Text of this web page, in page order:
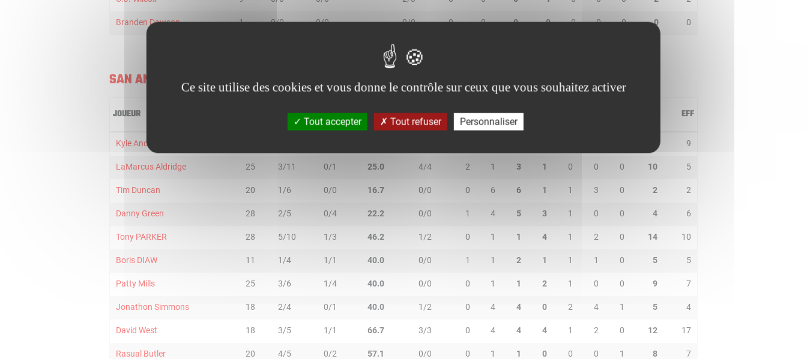
Branden Dawson 1 0/0 0/0 - 0/0 0 0 0 0 0 0 0 0 0
SAN ANTONIO SPURS
JOUEUR 2R/2T 3R/3T TR/TT 1R/1T RO RD RT EFF
Kyle Anderson 9
LaMarcus Aldridge 25 3/11 0/1 25.0 4/4 2 1 3 1 0 0 0 10 5
Tim Duncan 20 1/6 0/0 16.7 0/0 0 6 6 1 1 3 0 2 2
Danny Green 28 2/5 0/4 22.2 0/0 1 4 5 3 1 0 0 4 6
Tony PARKER 28 5/10 1/3 46.2 1/2 0 1 1 4 1 2 0 14 10
Boris DIAW 11 1/4 1/1 40.0 0/0 1 1 2 1 1 1 0 5 5
Patty Mills 25 3/6 1/4 40.0 0/0 0 1 1 2 1 0 0 9 7
Jonathon Simmons 18 2/4 0/1 40.0 1/2 0 4 4 0 2 4 1 5 4
David West 18 3/5 1/1 66.7 3/3 0 4 4 4 1 2 0 12 17
Rasual Butler 20 4/5 0/2 57.1 0/0 0 1 1 0 0 0 1 8 7
Ce site utilise des cookies et vous donne le contrôle sur ceux que vous souhaitez activer
Tout accepter Tout refuser Personnaliser